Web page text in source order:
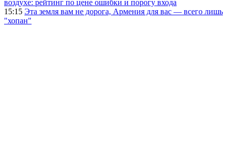
воздухе: рейтинг по цене ошибки и порогу входа
15:15 Эта земля вам не дорога, Армения для вас — всего лишь
"хопан"